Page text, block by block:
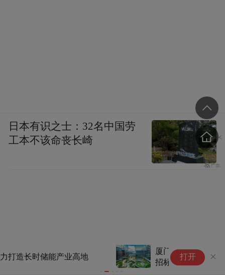
厦门火炬集团启动60亿ABS框架
招标 公募REITs仍处问询阶段
打开
日本有识之士：32名中国劳
工本不该命丧长崎